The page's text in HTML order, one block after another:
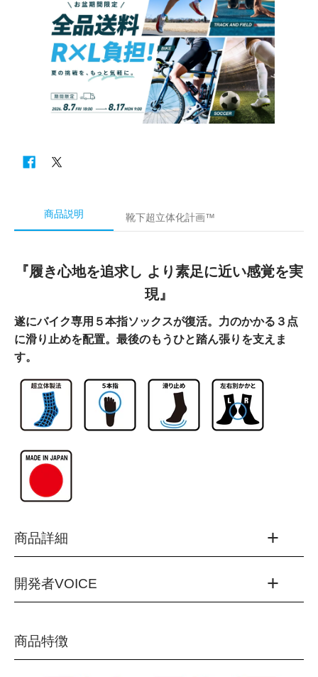
商品説明 靴下超立体化計画™
『履き心地を追求し より素足に近い感覚を実
現』
遂にバイク専用５本指ソックスが復活。力のかかる３点
に滑り止めを配置。最後のもうひと踏ん張りを支えま
す。
商品詳細
品番：BKS5001G
カラー：
(1155)チャコール×オレンジ
(2201)スカイ×ホワイト
開発者VOICE
げました。 力のかかる3点（親指、母指球、小指球部）に滑
り止めを配置することによって、本来の5本指の良さを損な
商品特徴